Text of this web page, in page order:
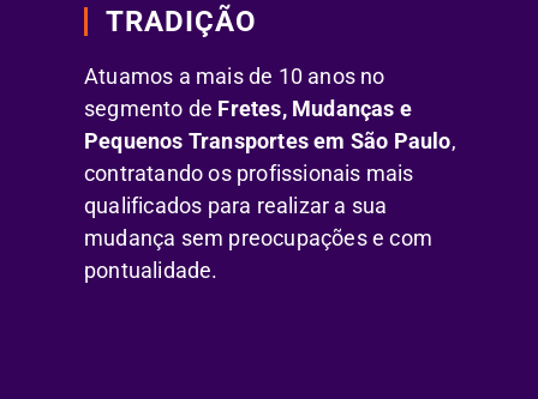
TRADIÇÃO
Atuamos a mais de 10 anos no
segmento de Fretes, Mudanças e
Pequenos Transportes em São Paulo,
contratando os profissionais mais
qualificados para realizar a sua
mudança sem preocupações e com
pontualidade.